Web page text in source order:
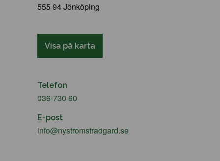
555 94 Jönköping
Visa på karta
Telefon
036-730 60
E-post
info@nystromstradgard.se